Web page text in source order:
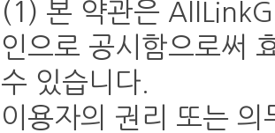
(1) 본 약관은
인으로 공시함으로써
수 있습니다.
이용자의 권리 또는